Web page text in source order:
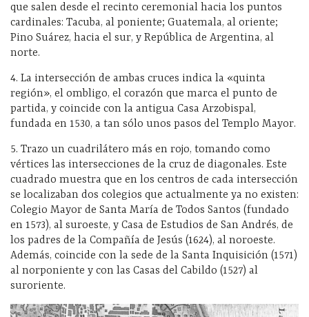
que salen desde el recinto ceremonial hacia los puntos
cardinales: Tacuba, al poniente; Guatemala, al oriente;
Pino Suárez, hacia el sur, y República de Argentina, al
norte.
4. La intersección de ambas cruces indica la «quinta
región», el ombligo, el corazón que marca el punto de
partida, y coincide con la antigua Casa Arzobispal,
fundada en 1530, a tan sólo unos pasos del Templo Mayor.
5. Trazo un cuadrilátero más en rojo, tomando como
vértices las intersecciones de la cruz de diagonales. Este
cuadrado muestra que en los centros de cada intersección
se localizaban dos colegios que actualmente ya no existen:
Colegio Mayor de Santa María de Todos Santos (fundado
en 1573), al suroeste, y Casa de Estudios de San Andrés, de
los padres de la Compañía de Jesús (1624), al noroeste.
Además, coincide con la sede de la Santa Inquisición (1571)
al norponiente y con las Casas del Cabildo (1527) al
suroriente.